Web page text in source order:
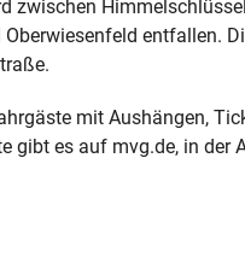
zwischen
entfallen.
mit Aushängen,
gibt es auf mvg.de, in der